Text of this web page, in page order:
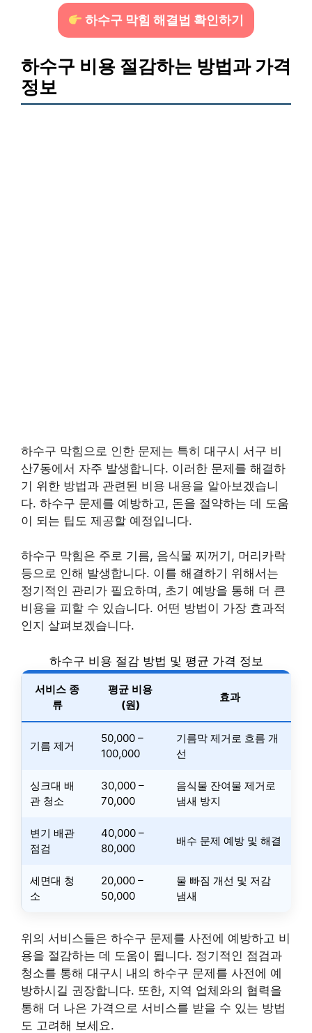
하수구 막힘 해결법 확인하기
하수구 비용 절감하는 방법과 가격
정보
하수구 막힘으로 인한 문제는 특히 대구시 서구 비
산7동에서 자주 발생합니다. 이러한 문제를 해결하
기 위한 방법과 관련된 비용 내용을 알아보겠습니
다. 하수구 문제를 예방하고, 돈을 절약하는 데 도움
이 되는 팁도 제공할 예정입니다.
하수구 막힘은 주로 기름, 음식물 찌꺼기, 머리카락
등으로 인해 발생합니다. 이를 해결하기 위해서는
정기적인 관리가 필요하며, 초기 예방을 통해 더 큰
비용을 피할 수 있습니다. 어떤 방법이 가장 효과적
인지 살펴보겠습니다.
하수구 비용 절감 방법 및 평균 가격 정보
서비스 종
류
평균 비용
(원)
효과
기름 제거
50,000 –
100,000
기름막 제거로 흐름 개
선
싱크대 배
관 청소
30,000 –
70,000
음식물 잔여물 제거로
냄새 방지
변기 배관
점검
40,000 –
80,000
배수 문제 예방 및 해결
세면대 청
소
20,000 –
50,000
물 빠짐 개선 및 저감
냄새
위의 서비스들은 하수구 문제를 사전에 예방하고 비
용을 절감하는 데 도움이 됩니다. 정기적인 점검과
청소를 통해 대구시 내의 하수구 문제를 사전에 예
방하시길 권장합니다. 또한, 지역 업체와의 협력을
통해 더 나은 가격으로 서비스를 받을 수 있는 방법
도 고려해 보세요.